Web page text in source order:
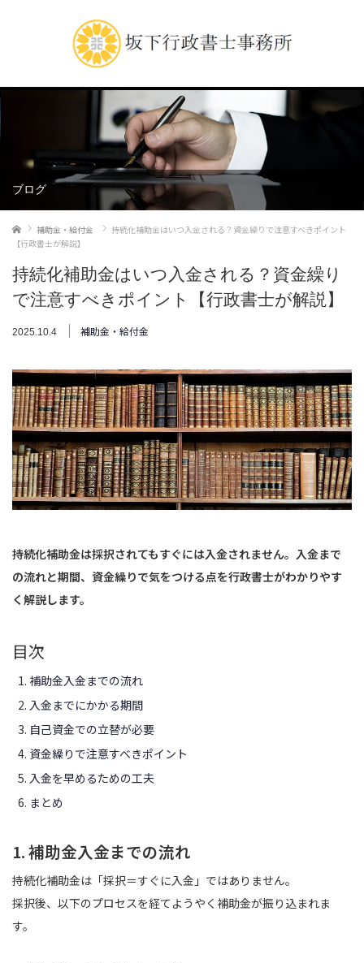
ブログ
ホーム 補助金・給付金
持続化補助金はいつ入金される？資金繰りで注意すべきポイント
【行政書士が解説】
持続化補助金はいつ入金される？資金繰り
で注意すべきポイント【行政書士が解説】
2025.10.4 補助金・給付金
持続化補助金は採択されてもすぐには入金されません。入金まで
の流れと期間、資金繰りで気をつける点を行政書士がわかりやす
く解説します。
目次
補助金入金までの流れ
入金までにかかる期間
自己資金での立替が必要
資金繰りで注意すべきポイント
入金を早めるための工夫
まとめ
1. 補助金入金までの流れ
持続化補助金は「採択＝すぐに入金」ではありません。
採択後、以下のプロセスを経てようやく補助金が振り込まれま
す。